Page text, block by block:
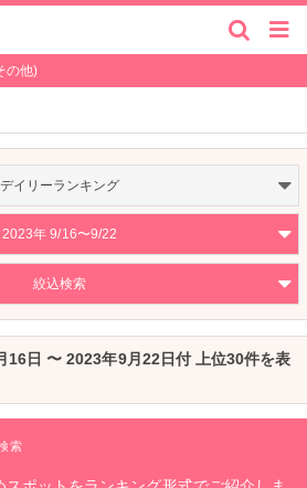
の他)
デイリーランキング
2023年 9/16〜9/22
絞込検索
16日 〜 2023年9月22日付 上位30件を表
索